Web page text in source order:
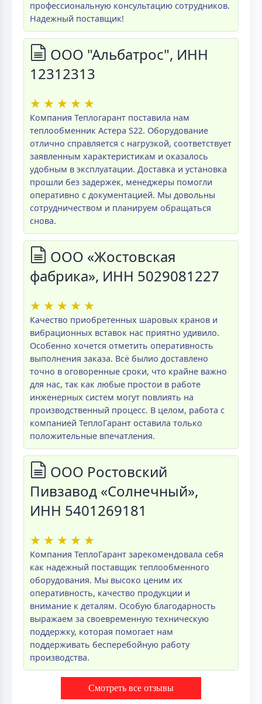
профессиональную консультацию сотрудников.
Надежный поставщик!
ООО "Альбатрос", ИНН
12312313
★ ★ ★ ★ ★
Компания Теплогарант поставила нам
теплообменник Астера S22. Оборудование
отлично справляется с нагрузкой, соответствует
заявленным характеристикам и оказалось
удобным в эксплуатации. Доставка и установка
прошли без задержек, менеджеры помогли
оперативно с документацией. Мы довольны
сотрудничеством и планируем обращаться
снова.
ООО «Жостовская
фабрика», ИНН 5029081227
★ ★ ★ ★ ★
Качество приобретенных шаровых кранов и
вибрационных вставок нас приятно удивило.
Особенно хочется отметить оперативность
выполнения заказа. Всё былио доставлено
точно в оговоренные сроки, что крайне важно
для нас, так как любые простои в работе
инженерных систем могут повлиять на
производственный процесс. В целом, работа с
компанией ТеплоГарант оставила только
положительные впечатления.
ООО Ростовский
Пивзавод «Солнечный»,
ИНН 5401269181
★ ★ ★ ★ ★
Компания ТеплоГарант зарекомендовала себя
как надежный поставщик теплообменного
оборудования. Мы высоко ценим их
оперативность, качество продукции и
внимание к деталям. Особую благодарность
выражаем за своевременную техническую
поддержку, которая помогает нам
поддерживать бесперебойную работу
производства.
Смотреть все отзывы